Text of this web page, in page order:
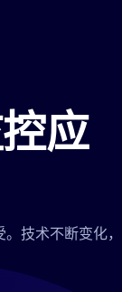
应
技术不断变化